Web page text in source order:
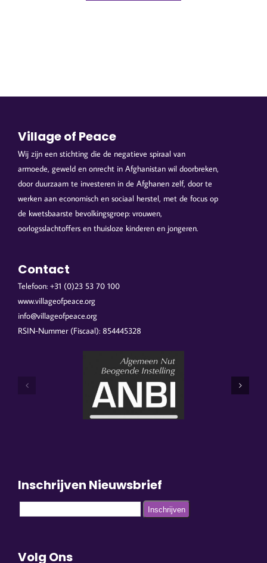
Village of Peace
Wij zijn een stichting die de negatieve spiraal van
armoede, geweld en onrecht in Afghanistan wil doorbreken,
door duurzaam te investeren in de Afghanen zelf, door te
werken aan economisch en sociaal herstel, met de focus op
de kwetsbaarste bevolkingsgroep: vrouwen,
oorlogsslachtoffers en thuisloze kinderen en jongeren.
Contact
Telefoon: +31 (0)23 53 70 100
www.villageofpeace.org
info@villageofpeace.org
RSIN-Nummer (Fiscaal): 854445328
Inschrijven Nieuwsbrief
Volg Ons